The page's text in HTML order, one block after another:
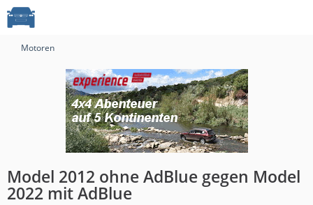
Motoren
Model 2012 ohne AdBlue gegen Model
2022 mit AdBlue